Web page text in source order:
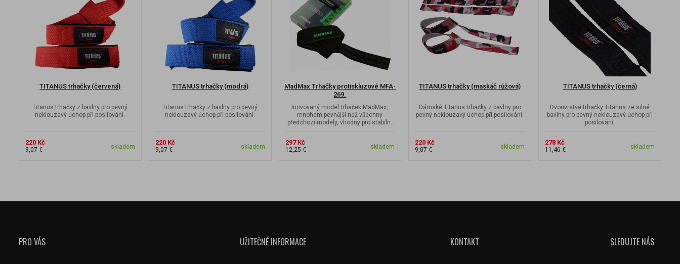
TITANUS trhačky (červená)
Titanus trhačky z bavlny pro pevný
neklouzavý úchop při posilování.
220 Kč
9,07 € skladem
TITANUS trhačky (modrá)
Titanus trhačky z bavlny pro pevný
neklouzavý úchop při posilování.
220 Kč
9,07 € skladem
MadMax Trhačky protiskluzové MFA-
269.
Inovovaný model trhaček MadMax,
mnohem pevnější než všechny
předchozí modely, vhodný pro stabilní
297 Kč
12,25 € skladem
TITANUS trhačky (maskáč růžová)
Dámské Titanus trhačky z bavlny pro
pevný neklouzavý úchop při posilování.
220 Kč
9,07 € skladem
TITANUS trhačky (černá)
Dvouvrstvé trhačky Titánus ze silné
bavlny pro pevný neklouzavý úchop při
posilování.
278 Kč
11,46 € skladem
PRO VÁS UŽITEČNÉ INFORMACE KONTAKT SLEDUJTE NÁS